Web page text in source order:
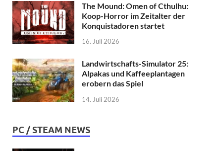
The Mound: Omen of Cthulhu:
Koop-Horror im Zeitalter der
Konquistadoren startet
16. Juli 2026
Landwirtschafts-Simulator 25:
Alpakas und Kaffeeplantagen
erobern das Spiel
14. Juli 2026
PC / STEAM NEWS